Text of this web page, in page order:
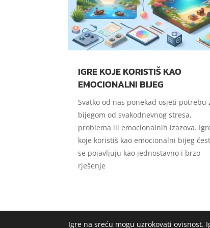
IGRE KOJE KORISTIŠ KAO
EMOCIONALNI BIJEG
Svatko od nas ponekad osjeti potrebu
bijegom od svakodnevnog stresa,
problema ili emocionalnih izazova.
koje koristiš kao emocionalni bijeg
se pojavljuju kao jednostavno i brzo
rješenje
Igre na sreću mogu uzrokovati ovisnost.